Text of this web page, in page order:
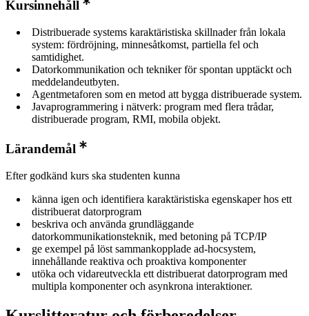
Kursinnehåll
Distribuerade systems karaktäristiska skillnader från lokala
system: fördröjning, minnesåtkomst, partiella fel och
samtidighet.
Datorkommunikation och tekniker för spontan upptäckt och
meddelandeutbyten.
Agentmetaforen som en metod att bygga distribuerade system.
Javaprogrammering i nätverk: program med flera trådar,
distribuerade program, RMI, mobila objekt.
Lärandemål
Efter godkänd kurs ska studenten kunna
känna igen och identifiera karaktäristiska egenskaper hos ett
distribuerat datorprogram
beskriva och använda grundläggande
datorkommunikationsteknik, med betoning på TCP/IP
ge exempel på löst sammankopplade ad-hocsystem,
innehållande reaktiva och proaktiva komponenter
utöka och vidareutveckla ett distribuerat datorprogram med
multipla komponenter och asynkrona interaktioner.